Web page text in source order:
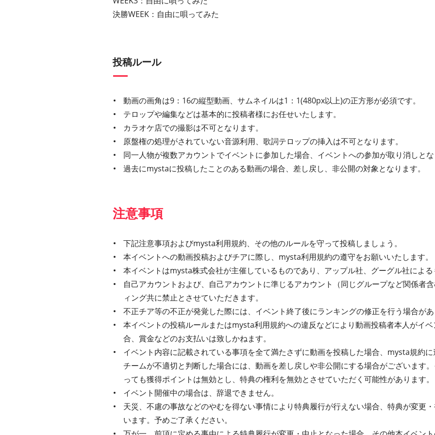
決勝WEEK：自由に唄ってみた
投稿ルール
動画の画角は9：16の縦型動画、サムネイルは1：1(480px以上)の正方形が必須です。
テロップや編集などは基本的に投稿者様にお任せいたします。
カラオケ店での撮影は不可となります。
原盤権の処理がされていない音源利用、歌詞テロップの挿入は不可となります。
同一人物が複数アカウントでイベントに参加した場合、イベントへの参加が取り消しと
過去にmystaに投稿したことのある動画の場合、差し戻し、非公開の対象となります。
注意事項
下記注意事項およびmysta利用規約、その他のルールを守って投稿しましょう。
本イベントへの動画投稿およびチアに際し、mysta利用規約の遵守をお願いいたします。
本イベントはmysta株式会社が主催しているものであり、アップル社、グーグル社によ
自己アカウントおよび、自己アカウントに準じるアカウント（同じグループなど関係者
ィング共に禁止とさせていただきます。
不正チア等の不正が発覚した際には、イベント終了後にランキングの修正を行う場合が
本イベントの投稿ルールまたはmysta利用規約への違反などにより動画投稿者本人がイ
合、賞金などのお支払いは致しかねます。
イベント内容に記載されている事項を全て満たさずに動画を投稿した場合、mysta規約
チームが不適切と判断した場合には、動画を差し戻しや非公開にする場合がございます
っても獲得ポイントは無効とし、特典の権利を無効とさせていただく可能性があります。
イベント開催中の場合は、辞退できません。
天災、不慮の事故などのやむを得ない事情により特典履行が行えない場合、特典が変更
います。予めご了承ください。